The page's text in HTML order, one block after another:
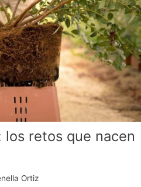
los retos que nacen
Ortiz